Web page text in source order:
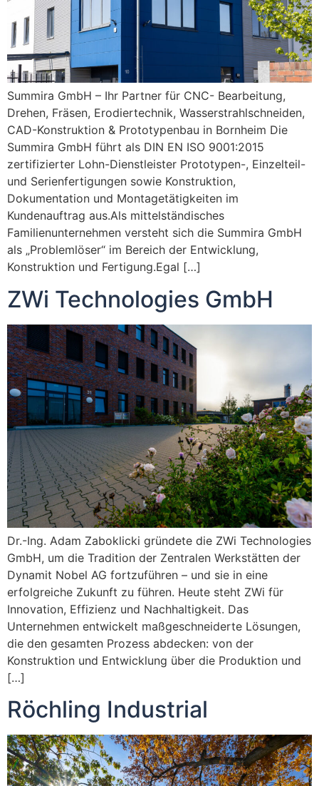
Summira GmbH – Ihr Partner für CNC- Bearbeitung,
Drehen, Fräsen, Erodiertechnik, Wasserstrahlschneiden,
CAD-Konstruktion & Prototypenbau in Bornheim Die
Summira GmbH führt als DIN EN ISO 9001:2015
zertifizierter Lohn-Dienstleister Prototypen-, Einzelteil-
und Serienfertigungen sowie Konstruktion,
Dokumentation und Montagetätigkeiten im
Kundenauftrag aus.Als mittelständisches
Familienunternehmen versteht sich die Summira GmbH
als „Problemlöser“ im Bereich der Entwicklung,
Konstruktion und Fertigung.Egal […]
ZWi Technologies GmbH
Dr.-Ing. Adam Zaboklicki gründete die ZWi Technologies
GmbH, um die Tradition der Zentralen Werkstätten der
Dynamit Nobel AG fortzuführen – und sie in eine
erfolgreiche Zukunft zu führen. Heute steht ZWi für
Innovation, Effizienz und Nachhaltigkeit. Das
Unternehmen entwickelt maßgeschneiderte Lösungen,
die den gesamten Prozess abdecken: von der
Konstruktion und Entwicklung über die Produktion und
[…]
Röchling Industrial